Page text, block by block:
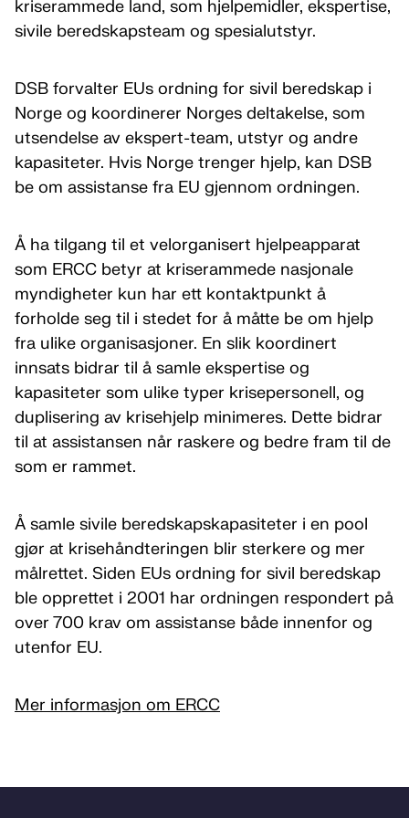
kriserammede land, som hjelpemidler, ekspertise,
sivile beredskapsteam og spesialutstyr.
DSB forvalter EUs ordning for sivil beredskap i
Norge og koordinerer Norges deltakelse, som
utsendelse av ekspert-team, utstyr og andre
kapasiteter. Hvis Norge trenger hjelp, kan DSB
be om assistanse fra EU gjennom ordningen.
Å ha tilgang til et velorganisert hjelpeapparat
som ERCC betyr at kriserammede nasjonale
myndigheter kun har ett kontaktpunkt å
forholde seg til i stedet for å måtte be om hjelp
fra ulike organisasjoner. En slik koordinert
innsats bidrar til å samle ekspertise og
kapasiteter som ulike typer krisepersonell, og
duplisering av krisehjelp minimeres. Dette bidrar
til at assistansen når raskere og bedre fram til de
som er rammet.
Å samle sivile beredskapskapasiteter i en pool
gjør at krisehåndteringen blir sterkere og mer
målrettet. Siden EUs ordning for sivil beredskap
ble opprettet i 2001 har ordningen respondert på
over 700 krav om assistanse både innenfor og
utenfor EU.
Mer informasjon om ERCC